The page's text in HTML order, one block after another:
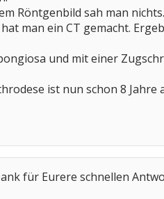
Röntgenbild sah man
man ein CT gemacht.
und mit einer
ist nun schon 8 Jahre
für Eurere schnellen